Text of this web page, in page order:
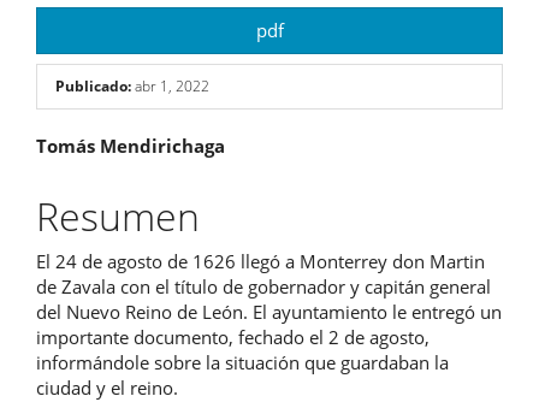
pdf
Publicado:abr 1, 2022
Contenido
principal
del
artículo
Tomás Mendirichaga
Resumen
El 24 de agosto de 1626 llegó a Monterrey don Martin
de Zavala con el título de gobernador y capitán general
del Nuevo Reino de León. El ayuntamiento le entregó un
importante documento, fechado el 2 de agosto,
informándole sobre la situación que guardaban la
ciudad y el reino.